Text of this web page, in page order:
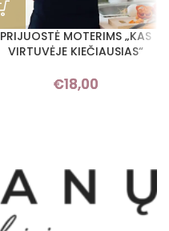
PRIJUOSTĖ MOTERIMS „KAS
VIRTUVĖJE KIEČIAUSIAS“
€18,00